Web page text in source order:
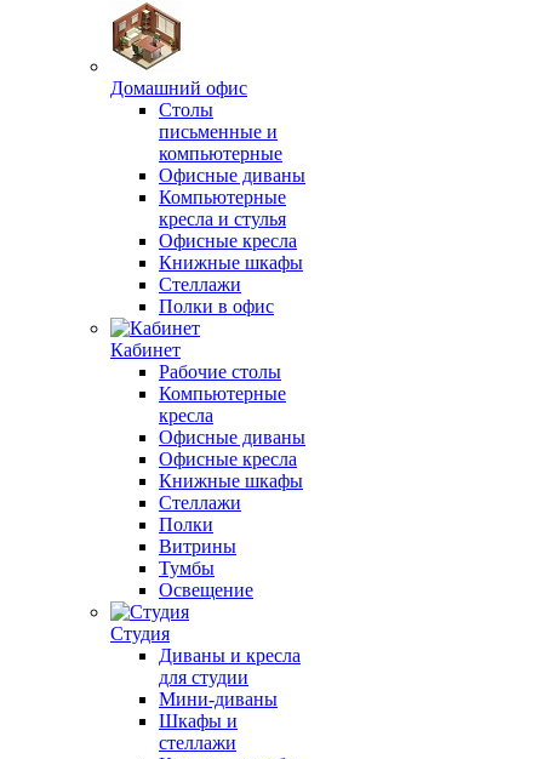
Домашний офис
Столы
письменные и
компьютерные
Офисные диваны
Компьютерные
кресла и стулья
Офисные кресла
Книжные шкафы
Стеллажи
Полки в офис
Кабинет
Рабочие столы
Компьютерные
кресла
Офисные диваны
Офисные кресла
Книжные шкафы
Стеллажи
Полки
Витрины
Тумбы
Освещение
Студия
Диваны и кресла
для студии
Мини-диваны
Шкафы и
стеллажи